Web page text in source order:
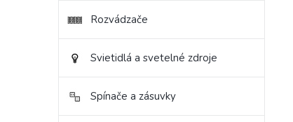
Rozvádzače
Svietidlá a svetelné zdroje
Spínače a zásuvky